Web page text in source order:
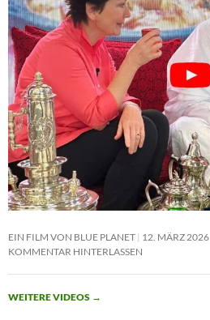
EIN FILM VON BLUE PLANET 12. MÄRZ 2026
KOMMENTAR HINTERLASSEN
WEITERE VIDEOS →